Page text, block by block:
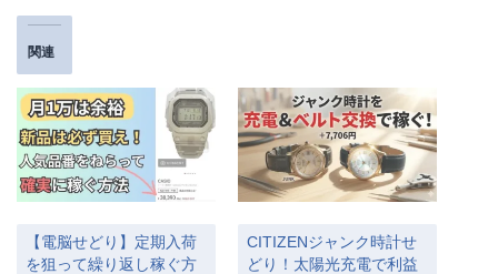
関連
【電脳せどり】定期入荷
を狙って繰り返し稼ぐ方
CITIZENジャンク時計せ
どり！太陽光充電で利益